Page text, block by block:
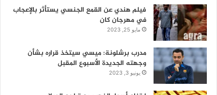
فيلم هندي عن القمع الجنسي يستأثر بالإعجاب
في مهرجان كان
مايو 25, 2023
مدرب برشلونة: ميسي سيتخذ قراره بشأن
وجهته الجديدة الأسبوع المقبل
يونيو 3, 2023